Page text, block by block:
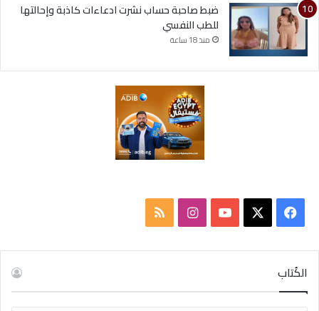
ضبط صاحبة حساب نشرت ادعاءات كاذبة وإحالتها
للطب النفسي
منذ 18 ساعة
س
ب
u
ت
ص
الكُتاب